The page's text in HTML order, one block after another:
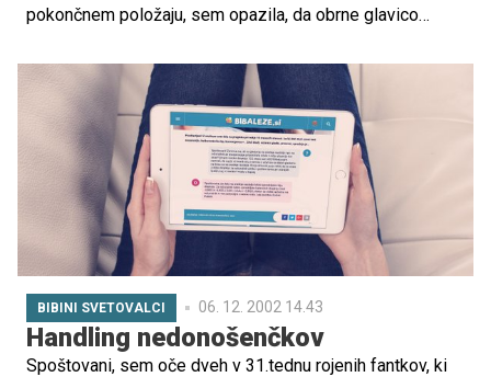
pokončnem položaju, sem opazila, da obrne glavico
na temo povišanega mišičnega tonusa. sama sem d...
BIBINI SVETOVALCI 06. 12. 2002 14.43
Handling nedonošenčkov
Spoštovani, sem oče dveh v 31.tednu rojenih fantkov, ki